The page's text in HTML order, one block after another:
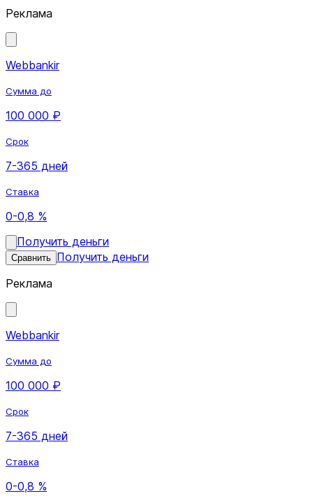
Реклама
Webbankir
Сумма до
100 000 ₽
Срок
7-365 дней
Ставка
0-0,8 %
Получить деньги
Сравнить Получить деньги
Реклама
Webbankir
Сумма до
100 000 ₽
Срок
7-365 дней
Ставка
0-0,8 %